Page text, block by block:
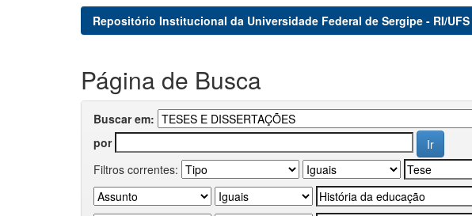
Repositório Institucional da Universidade Federal de Sergipe - RI/UFS
Página de Busca
Buscar em:
por
Filtros correntes: